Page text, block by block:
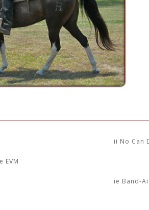
EVM
ii No Can
ie Band-